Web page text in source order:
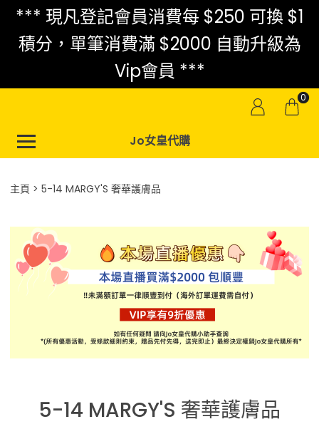
*** 現凡登記會員消費每 $250 可換 $1
積分，單筆消費滿 $2000 自動升級為
Vip會員 ***
0
Jo女皇代購
主頁 5-14 MARGY'S 奢華護膚品
5-14 MARGY'S 奢華護膚品